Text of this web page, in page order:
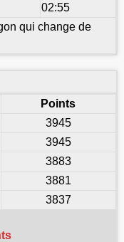
02:55
qui change de
Points
3945
3945
3883
3881
3837